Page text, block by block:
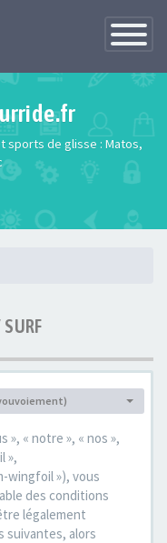
Toggle
sports de glisse : Matos,
», « notre », « nos »,
»,
wingfoil »), vous
des conditions
légalement
suivantes, alors